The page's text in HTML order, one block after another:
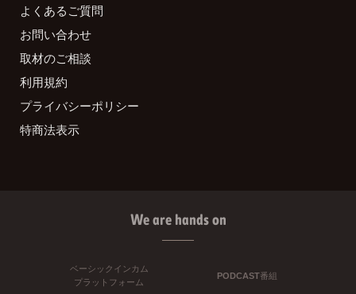
よくあるご質問
お問い合わせ
取材のご相談
利用規約
プライバシーポリシー
特商法表示
We are hands on
ベーシックインカム
プラットフォーム
PODCAST番組